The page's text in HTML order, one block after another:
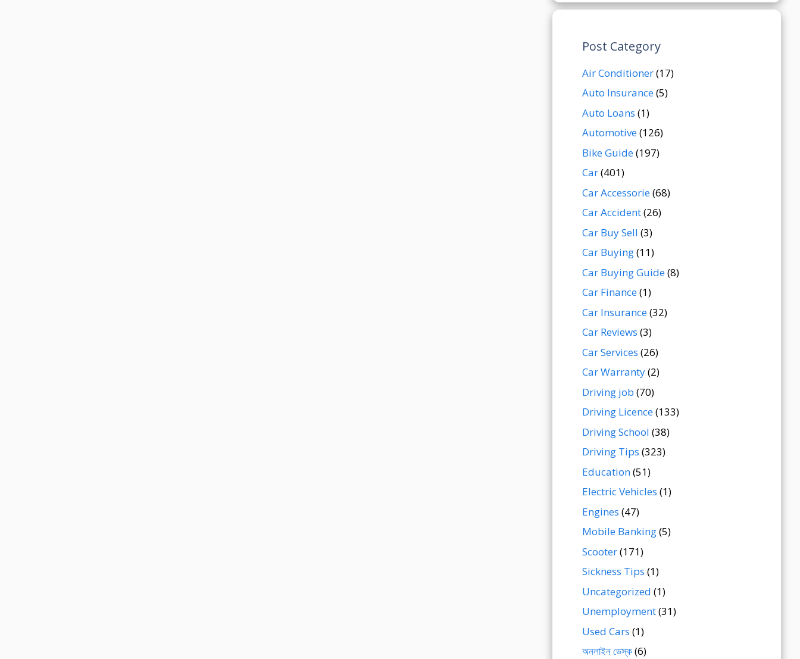
Post Category
Air Conditioner(17)
Auto Insurance(5)
Auto Loans (1)
Automotive(126)
Bike Guide(197)
Car(401)
Car Accessorie(68)
Car Accident(26)
Car Buy Sell (3)
Car Buying(11)
Car Buying Guide(8)
Car Finance(1)
Car Insurance(32)
Car Reviews (3)
Car Services (26)
Car Warranty(2)
Driving job (70)
Driving Licence(133)
Driving School (38)
Driving Tips (323)
Education(51)
Electric Vehicles (1)
Engines (47)
Mobile Banking(5)
Scooter(171)
Sickness Tips (1)
Uncategorized (1)
Unemployment(31)
Used Cars (1)
অনলাইন ডেস্ক(6)